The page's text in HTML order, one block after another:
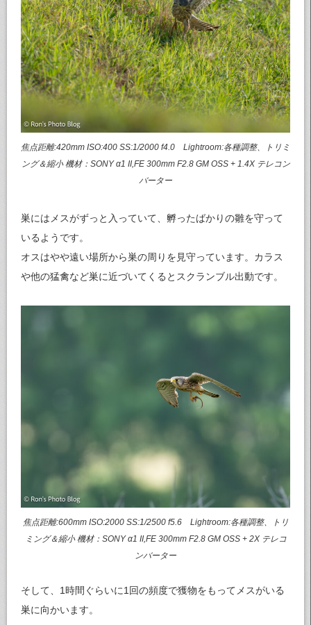
焦点距離:420mm ISO:400 SS:1/2000 f4.0 Lightroom:各種調整、トリミ
ング＆縮小 機材：SONY α1 II,FE 300mm F2.8 GM OSS + 1.4X テレコン
バーター
巣にはメスがずっと入っていて、孵ったばかりの雛を守って
いるようです。
オスはやや遠い場所から巣の周りを見守っています。カラス
や他の猛禽など巣に近づいてくるとスクランブル出動です。
焦点距離:600mm ISO:2000 SS:1/2500 f5.6 Lightroom:各種調整、トリ
ミング＆縮小 機材：SONY α1 II,FE 300mm F2.8 GM OSS + 2X テレコ
ンバーター
そして、1時間ぐらいに1回の頻度で獲物をもってメスがいる
巣に向かいます。